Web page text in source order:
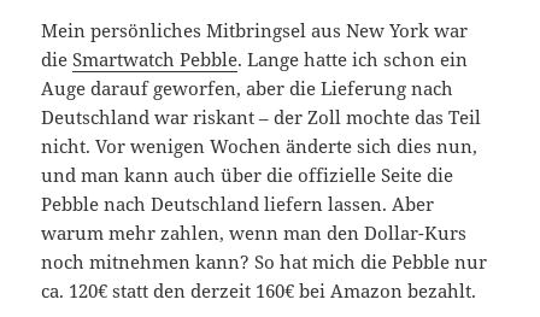
Mein persönliches Mitbringsel aus New York war
dieSmartwatch Pebble. Lange hatte ich schon ein
Auge darauf geworfen, aber die Lieferung nach
Deutschland war riskant – der Zoll mochte das Teil
nicht. Vor wenigen Wochen änderte sich dies nun,
und man kann auch über die offizielle Seite die
Pebble nach Deutschland liefern lassen. Aber
warum mehr zahlen, wenn man den Dollar-Kurs
noch mitnehmen kann? So hat mich die Pebble nur
ca. 120€ statt den derzeit 160€ bei Amazon bezahlt.